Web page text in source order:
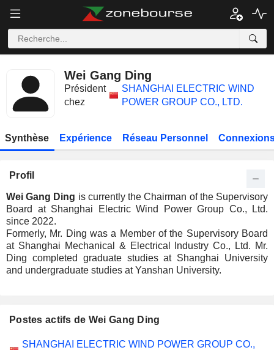
Wei Gang Ding
Président
chez
SHANGHAI ELECTRIC WIND
POWER GROUP CO., LTD.
Synthèse Expérience Réseau Personnel
Profil
Wei Gang Ding is currently the Chairman of the Supervisory
Board at Shanghai Electric Wind Power Group Co., Ltd.
since 2022.
Formerly, Mr. Ding was a Member of the Supervisory Board
at Shanghai Mechanical & Electrical Industry Co., Ltd. Mr.
Ding completed graduate studies at Shanghai University
and undergraduate studies at Yanshan University.
Postes actifs de Wei Gang Ding
Sociétés Poste Début
SHANGHAI ELECTRIC WIND POWER GROUP CO.,